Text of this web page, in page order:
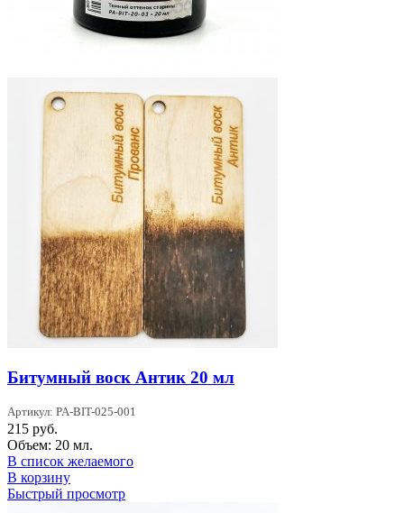
Битумный воск Антик 20 мл
Артикул: PA-BIT-025-001
215 руб.
Объем: 20 мл.
В список желаемого
В корзину
Быстрый просмотр